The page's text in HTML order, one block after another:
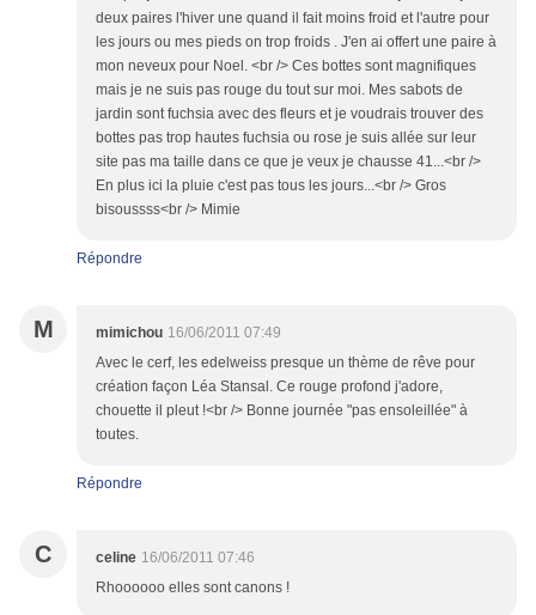
deux paires l'hiver une quand il fait moins froid et l'autre pour
les jours ou mes pieds on trop froids . J'en ai offert une paire à
mon neveux pour Noel. <br /> Ces bottes sont magnifiques
mais je ne suis pas rouge du tout sur moi. Mes sabots de
jardin sont fuchsia avec des fleurs et je voudrais trouver des
bottes pas trop hautes fuchsia ou rose je suis allée sur leur
site pas ma taille dans ce que je veux je chausse 41...<br />
En plus ici la pluie c'est pas tous les jours...<br /> Gros
bisoussss<br /> Mimie
Répondre
M mimichou 16/06/2011 07:49
Avec le cerf, les edelweiss presque un thème de rêve pour
création façon Léa Stansal. Ce rouge profond j'adore,
chouette il pleut !<br /> Bonne journée "pas ensoleillée" à
toutes.
Répondre
C celine 16/06/2011 07:46
Rhoooooo elles sont canons !